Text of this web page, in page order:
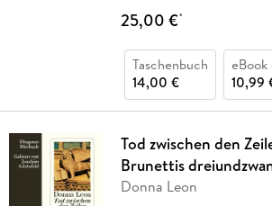
25,00 €*
Taschenbuch
14,00 €
eBook
10,99
Tod zwischen den
Brunettis
Donna Leon